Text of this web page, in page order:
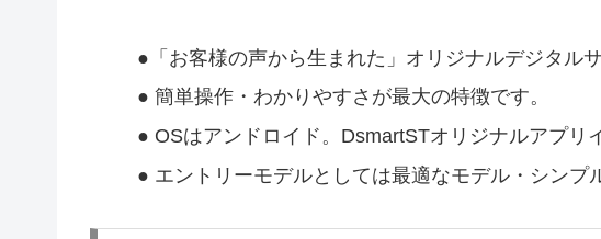
●「お客様の声から生まれた」オリジナルデジタルサ
● 簡単操作・わかりやすさが最大の特徴です。
● OSはアンドロイド。DsmartSTオリジナルアプリ
● エントリーモデルとしては最適なモデル・シンプ